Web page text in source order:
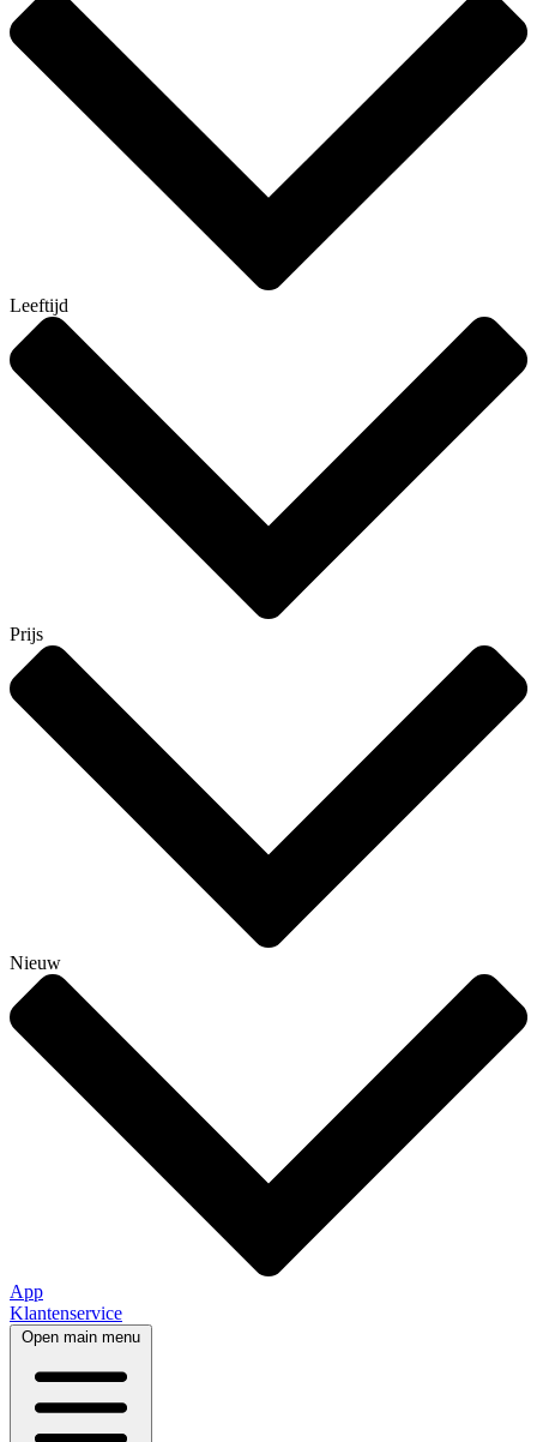
Leeftijd
Prijs
Nieuw
App
Klantenservice
Open main menu